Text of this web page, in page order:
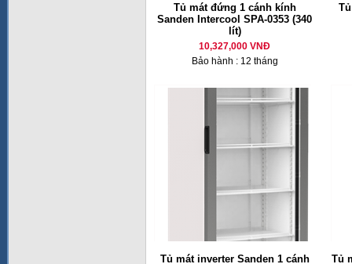
Tủ mát đứng 1 cánh kính
Sanden Intercool SPA-0353 (340
lít)
10,327,000 VNĐ
Bảo hành : 12 tháng
Tủ mát inverter Sanden 1 cánh
Tủ